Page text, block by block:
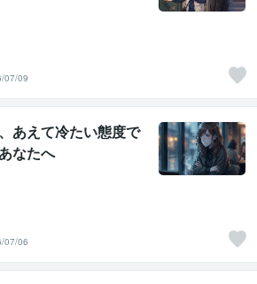
07/09
あえて冷たい態度で
なたへ
07/06